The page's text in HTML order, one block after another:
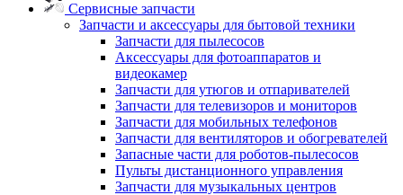
Сервисные запчасти
Запчасти и аксессуары для бытовой техники
Запчасти для пылесосов
Аксессуары для фотоаппаратов и
видеокамер
Запчасти для утюгов и отпаривателей
Запчасти для телевизоров и мониторов
Запчасти для мобильных телефонов
Запчасти для вентиляторов и обогревателей
Запасные части для роботов-пылесосов
Пульты дистанционного управления
Запчасти для музыкальных центров